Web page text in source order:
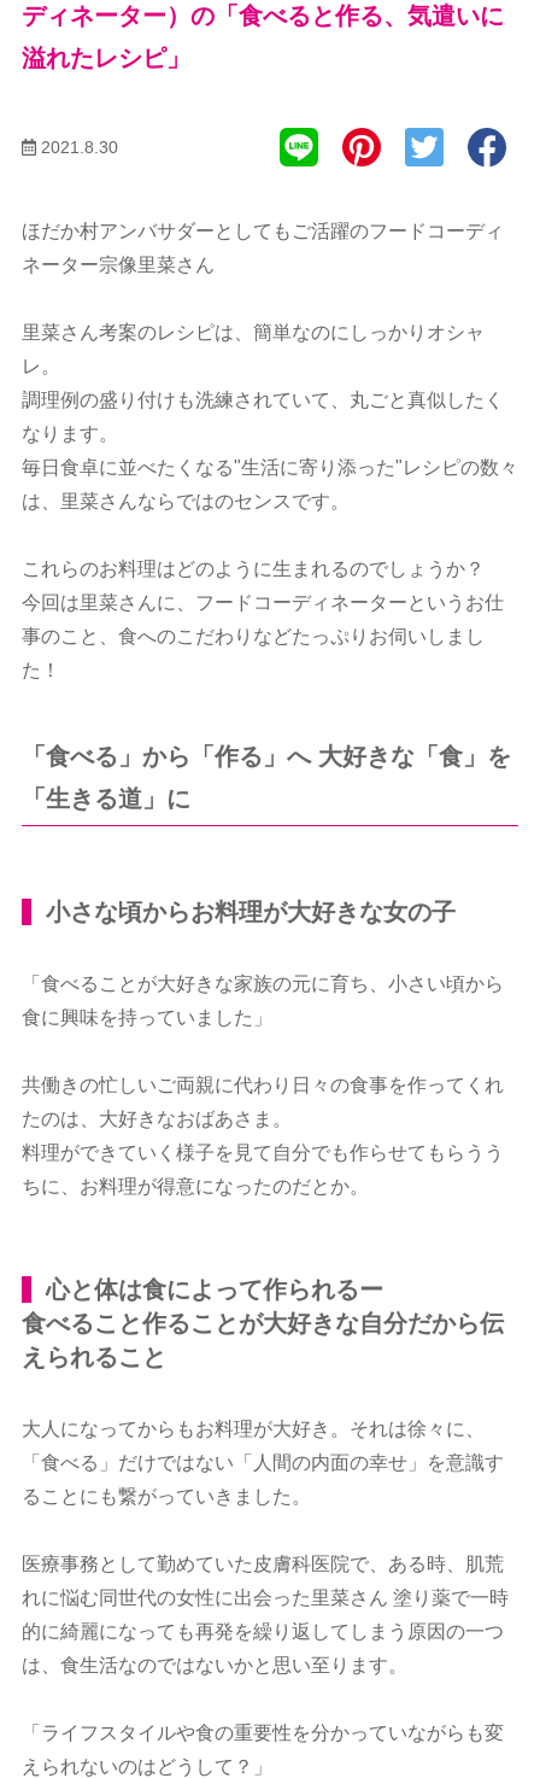
ディネーター）の「食べると作る、気遣いに
溢れたレシピ」
2021.8.30
ほだか村アンバサダーとしてもご活躍のフードコーディ
ネーター宗像里菜さん
里菜さん考案のレシピは、簡単なのにしっかりオシャ
レ。
調理例の盛り付けも洗練されていて、丸ごと真似したく
なります。
毎日食卓に並べたくなる"生活に寄り添った"レシピの数々
は、里菜さんならではのセンスです。
これらのお料理はどのように生まれるのでしょうか？
今回は里菜さんに、フードコーディネーターというお仕
事のこと、食へのこだわりなどたっぷりお伺いしまし
た！
「食べる」から「作る」へ 大好きな「食」を
「生きる道」に
小さな頃からお料理が大好きな女の子
「食べることが大好きな家族の元に育ち、小さい頃から
食に興味を持っていました」
共働きの忙しいご両親に代わり日々の食事を作ってくれ
たのは、大好きなおばあさま。
料理ができていく様子を見て自分でも作らせてもらうう
ちに、お料理が得意になったのだとか。
心と体は食によって作られるー
食べること作ることが大好きな自分だから伝
えられること
大人になってからもお料理が大好き。それは徐々に、
「食べる」だけではない「人間の内面の幸せ」を意識す
ることにも繋がっていきました。
医療事務として勤めていた皮膚科医院で、ある時、肌荒
れに悩む同世代の女性に出会った里菜さん 塗り薬で一時
的に綺麗になっても再発を繰り返してしまう原因の一つ
は、食生活なのではないかと思い至ります。
「ライフスタイルや食の重要性を分かっていながらも変
えられないのはどうして？」